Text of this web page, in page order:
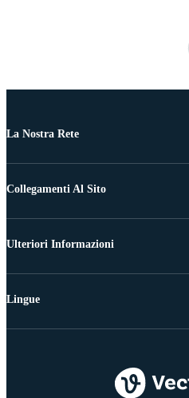
La Nostra Rete
Collegamenti Al Sito
Ulteriori Informazioni
Lingue